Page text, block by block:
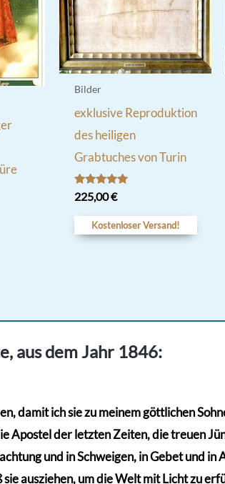
Bilder
exklusive Reproduktion
des heiligen
Grabtuches von Turin
Bewertet
mit
5.00
von 5
225,00€
Kostenloser Versand!
aus dem Jahr 1846:
damit ich sie zu meinem göttlichen
Apostel der letzten Zeiten, die treuen
und in Schweigen, in Gebet und in
ausziehen, um die Welt mit Licht zu